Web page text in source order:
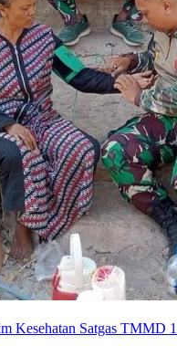
Kesehatan Satgas TMMD